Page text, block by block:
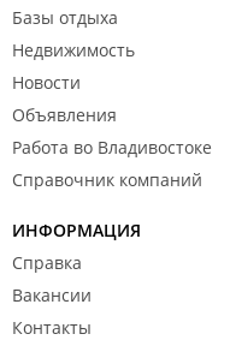
Базы отдыха
Недвижимость
Новости
Объявления
Работа во Владивостоке
Справочник компаний
ИНФОРМАЦИЯ
Справка
Вакансии
Контакты